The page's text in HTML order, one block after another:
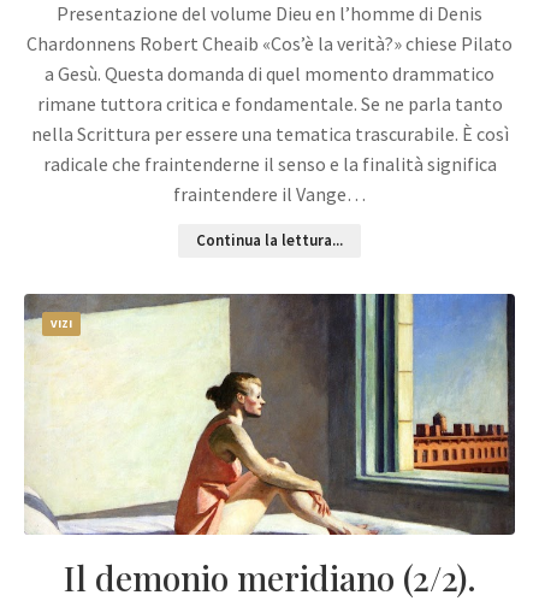
Presentazione del volume Dieu en l’homme di Denis
Chardonnens Robert Cheaib «Cos’è la verità?» chiese Pilato
a Gesù. Questa domanda di quel momento drammatico
rimane tuttora critica e fondamentale. Se ne parla tanto
nella Scrittura per essere una tematica trascurabile. È così
radicale che fraintenderne il senso e la finalità significa
fraintendere il Vange…
Continua la lettura...
VIZI
Il demonio meridiano (2/2).